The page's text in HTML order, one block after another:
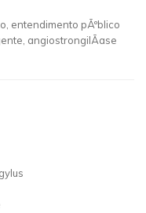
entendimento pÃºblico
angiostrongilÃ­ase